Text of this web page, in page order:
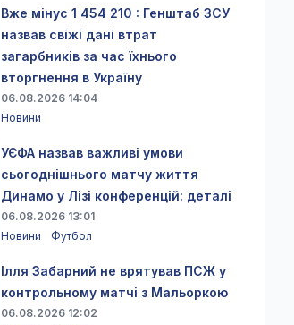
Вже мінус 1 454 210 : Генштаб ЗСУ
назвав свіжі дані втрат
загарбників за час їхнього
вторгнення в Україну
06.08.2026 14:04
Новини
УЄФА назвав важливі умови
сьогоднішнього матчу життя
Динамо у Лізі конференцій: деталі
06.08.2026 13:01
Новини
Футбол
Ілля Забарний не врятував ПСЖ у
контрольному матчі з Мальоркою
06.08.2026 12:02